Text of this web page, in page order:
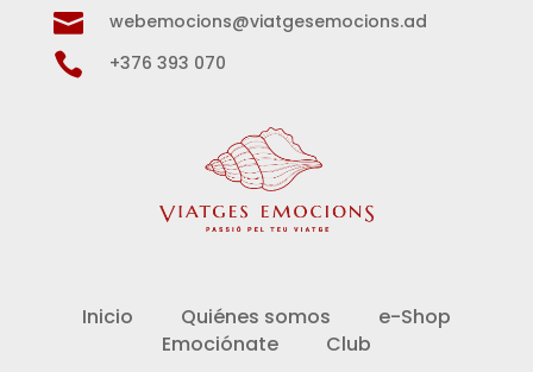
 webemocions@viatgesemocions.ad
 +376 393 070
Inicio Quiénes somos
e-Shop
Emociónate
Club